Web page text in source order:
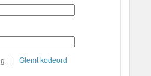
Glemt kodeord